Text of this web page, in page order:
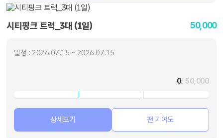
시티핑크 트럭_3대 (1일) 50,000
일정 : 2026.07.15 ~ 2026.07.15
0/ 50,000
상세보기 팬 기여도